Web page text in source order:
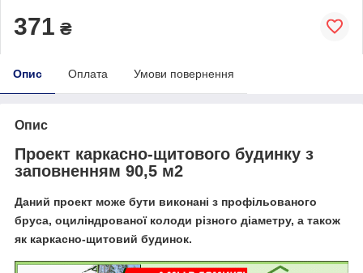
371 ₴
Опис Оплата Умови повернення
Опис
Проект каркасно-щитового будинку з
заповненням 90,5 м2
Даний проект може бути виконані з профільованого
бруса, оциліндрованої колоди різного діаметру, а також
як каркасно-щитовий будинок.